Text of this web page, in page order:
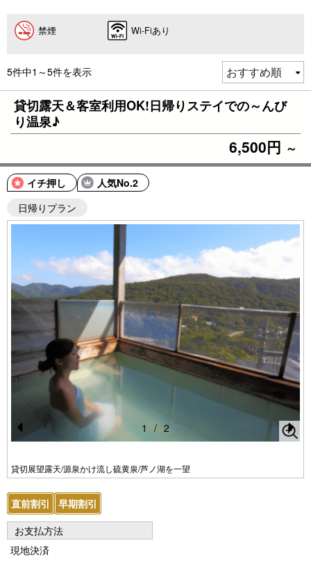
禁煙 Wi-Fiあり
5件中1～5件を表示
貸切露天＆客室利用OK!日帰りステイでの～んび
り温泉♪
6,500円 ～
イチ押し
人気No.2
日帰りプラン
Pr
e
o
u
s
貸切展望露天/源泉かけ流し硫黄泉/芦ノ湖を一望
N
1 / 2
直前割引
早期割引
お支払方法
現地決済